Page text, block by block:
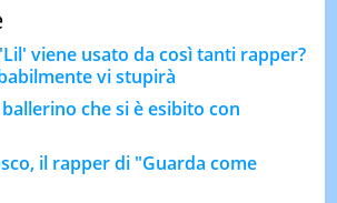
viene usato da così tanti rapper?
vi stupirà
che si è esibito con
il rapper di "Guarda come